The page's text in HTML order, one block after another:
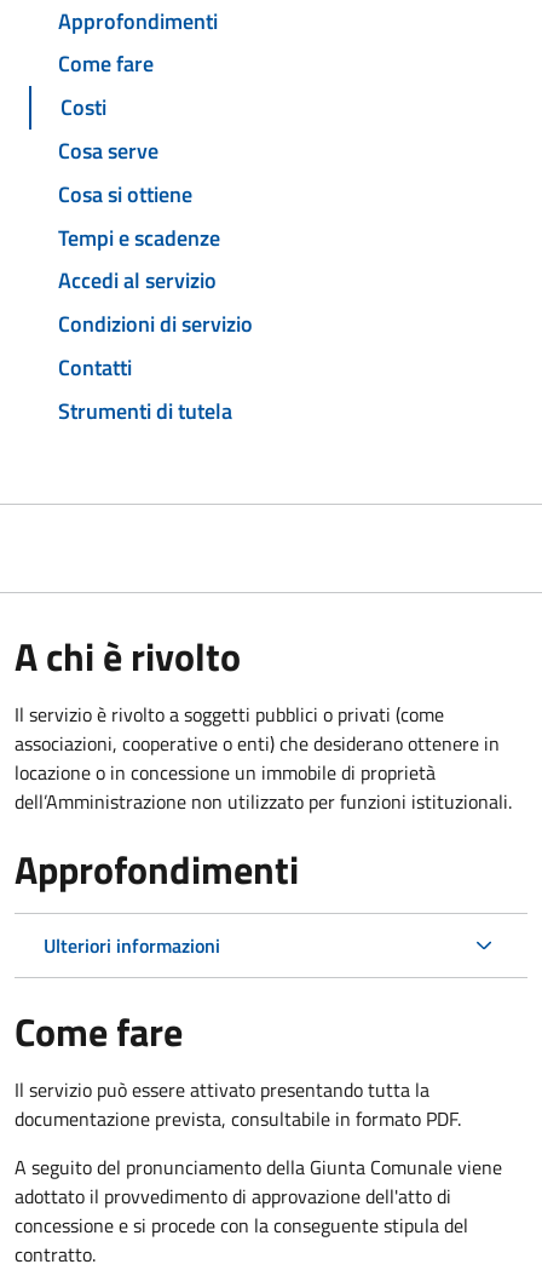
Approfondimenti
Come fare
Costi
Cosa serve
Cosa si ottiene
Tempi e scadenze
Accedi al servizio
Condizioni di servizio
Contatti
Strumenti di tutela
A chi è rivolto
Il servizio è rivolto a soggetti pubblici o privati (come
associazioni, cooperative o enti) che desiderano ottenere in
locazione o in concessione un immobile di proprietà
dell’Amministrazione non utilizzato per funzioni istituzionali.
Approfondimenti
Ulteriori informazioni
Come fare
Il servizio può essere attivato presentando tutta la
documentazione prevista, consultabile in formato PDF.
A seguito del pronunciamento della Giunta Comunale viene
adottato il provvedimento di approvazione dell'atto di
concessione e si procede con la conseguente stipula del
contratto.